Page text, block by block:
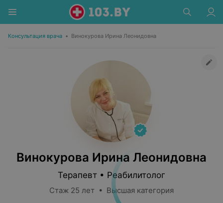
Консультация врача • Винокурова Ирина Леонидовна
Винокурова Ирина Леонидовна
Терапевт • Реабилитолог
Стаж 25 лет • Высшая категория